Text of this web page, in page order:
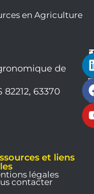
en Agriculture
de
63370
et liens
légales
contacter